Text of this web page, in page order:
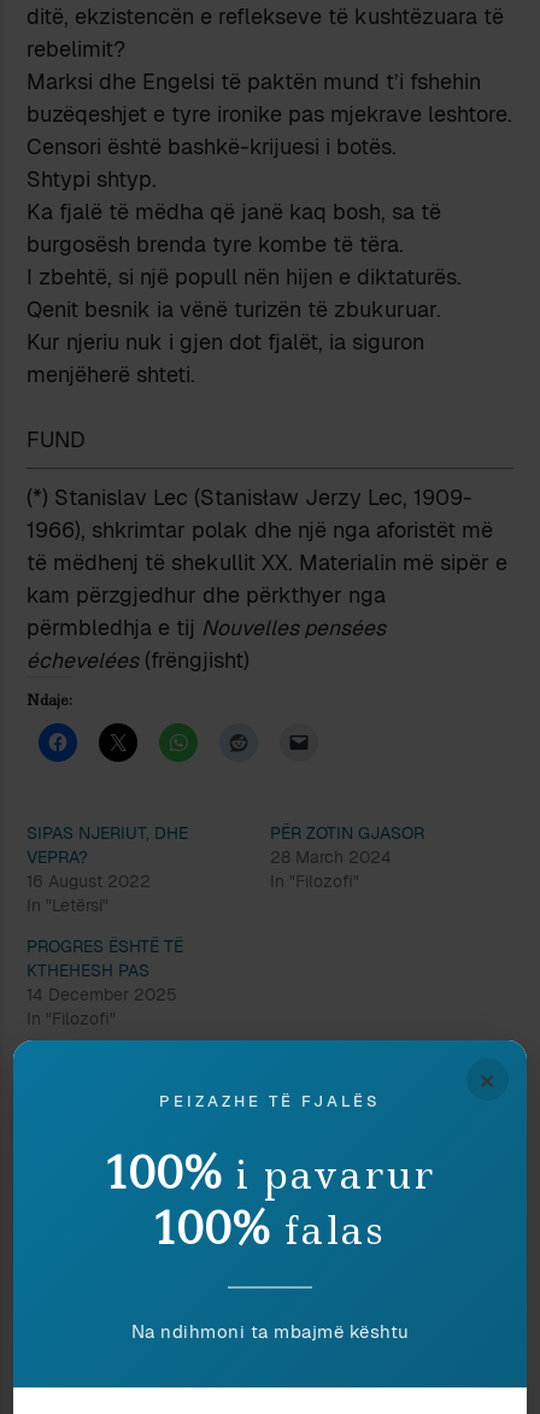
ditë, ekzistencën e reflekseve të kushtëzuara të
rebelimit?
Marksi dhe Engelsi të paktën mund t’i fshehin
buzëqeshjet e tyre ironike pas mjekrave leshtore.
Censori është bashkë-krijuesi i botës.
Shtypi shtyp.
Ka fjalë të mëdha që janë kaq bosh, sa të
burgosësh brenda tyre kombe të tëra.
I zbehtë, si një popull nën hijen e diktaturës.
Qenit besnik ia vënë turizën të zbukuruar.
Kur njeriu nuk i gjen dot fjalët, ia siguron
menjëherë shteti.
FUND
(*) Stanislav Lec (Stanisław Jerzy Lec, 1909-
1966), shkrimtar polak dhe një nga aforistët më
të mëdhenj të shekullit XX. Materialin më sipër e
kam përzgjedhur dhe përkthyer nga
përmbledhja e tij Nouvelles pensées
échevelées(frëngjisht)
Ndaje:
SIPAS NJERIUT, DHE
VEPRA?
16 August 2022
In "Letërsi"
PËR ZOTIN GJASOR
28 March 2024
In "Filozofi"
PROGRES ËSHTË TË
KTHEHESH PAS
14 December 2025
In "Filozofi"
Subscribe to get the latest posts sent to your email.
Ndaj Ruaj
×
PEIZAZHE TË FJALËS
100% i pavarur
100% falas
Na ndihmoni ta mbajmë kështu